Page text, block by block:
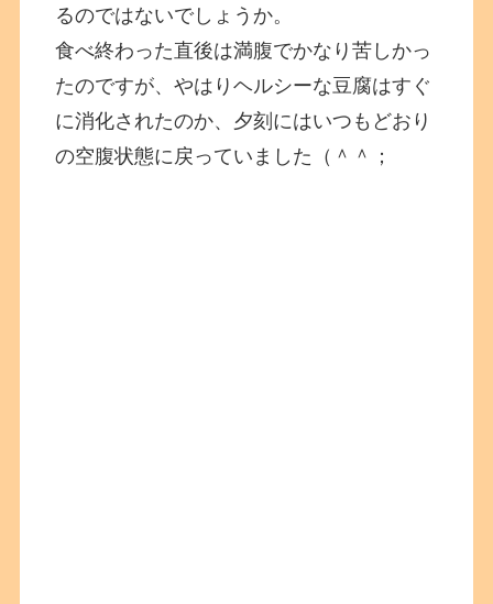
るのではないでしょうか。
食べ終わった直後は満腹でかなり苦しかっ
たのですが、やはりヘルシーな豆腐はすぐ
に消化されたのか、夕刻にはいつもどおり
の空腹状態に戻っていました（＾＾；